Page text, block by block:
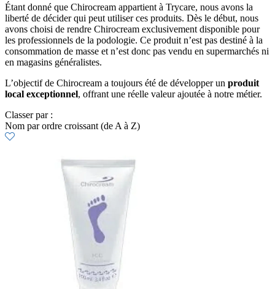
Étant donné que Chirocream appartient à Trycare, nous avons la
liberté de décider qui peut utiliser ces produits. Dès le début, nous
avons choisi de rendre Chirocream exclusivement disponible pour
les professionnels de la podologie. Ce produit n’est pas destiné à la
consommation de masse et n’est donc pas vendu en supermarchés ni
en magasins généralistes.
L’objectif de Chirocream a toujours été de développer un produit
local exceptionnel, offrant une réelle valeur ajoutée à notre métier.
Classer par :
Nom par ordre croissant (de A à Z)